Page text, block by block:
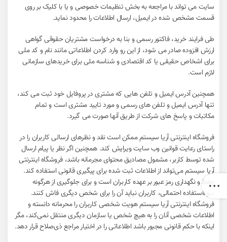
سایت می تواند با مراجعه به بخش تنظیمات خصوصی و یا با کلیک بر روی
قسمت مشخص شده در ایمیل، ارسال اطلاعات را محدود نماید.
طی فرایند خرید، فاکتور رسمی و بنا به درخواست مشتریان حقوقی گواهی
ارزش افزوده صادر می شود، از این رو وارد کردن اطلاعاتی مانند نام و کد ملی
برای اشخاص حقیقی یا کد اقتصادی و شناسه ملی برای خریدهای سازمانی
لازم است.
همچنین آدرس ایمیل و تلفن هایی که مشتری در پروفایل خود ثبت می کند،
تنها آدرس ایمیل و تلفن های رسمی و مورد تایید مشتری است و تمام
مکاتبات و پاسخ های شرکت از طریق آنها صورت می گیرد.
فروشگاه اینترنتی آریا سیستم ممکن است نقد و نظرهای ارسالی کاربران را در
راستای رعایت قوانین وب سایت ویرایش کند. همچنین اگر نظر یا پیام ارسال
شده توسط کاربر، مشمول مصادیق محتوای مجرمانه باشد، فروشگاه اینترنتی
آریا سیستم می‌تواند از اطلاعات ثبت شده برای پیگیری قانونی استفاده کند.
حفظ و نگهداری رمز عبور بر عهده کاربران است و برای جلوگیری از هرگونه
سوءاستفاده احتمالی، کاربران نباید آن را برای شخص دیگری فاش کنند.
فروشگاه اینترنتی آریا سیستم هویت شخصی کاربران را محرمانه دانسته و
اطلاعات شخصی آنان را به هیچ شخص یا سازمان دیگری منتقل نمی‌کند، مگر
اینکه با حکم قانونی مجبور باشد اطلاعاتی را در اختیار مراجع ذی‌صلاح قرار دهد.